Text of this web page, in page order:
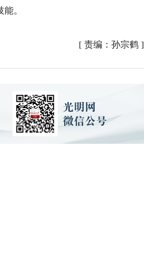
。
[ 责编：孙宗鹤]